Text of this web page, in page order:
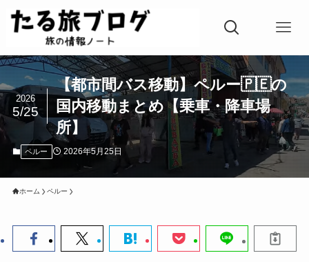
【都市間バス移動】ペルー🇵🇪の
国内移動まとめ【乗車・降車場
所】
2026
5/25
ペルー 2026年5月25日
ホーム ペルー